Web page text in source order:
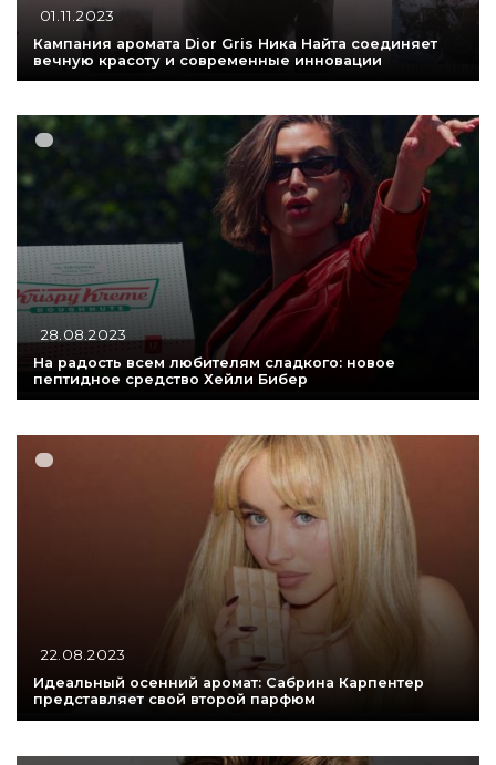
01.11.2023
Кампания аромата Dior Gris Ника Найта соединяет
вечную красоту и современные инновации
28.08.2023
На радость всем любителям сладкого: новое
пептидное средство Хейли Бибер
22.08.2023
Идеальный осенний аромат: Сабрина Карпентер
представляет свой второй парфюм